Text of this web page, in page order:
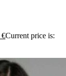
€Current price is: